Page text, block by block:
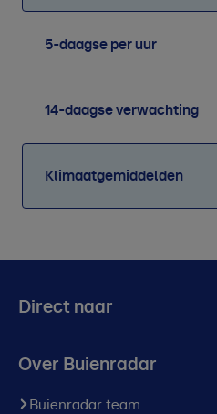
5-daagse per uur
14-daagse verwachting
Klimaatgemiddelden
Direct naar
Over Buienradar
Buienradar team